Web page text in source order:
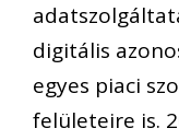
digitális
egyes piaci
felületeire is.